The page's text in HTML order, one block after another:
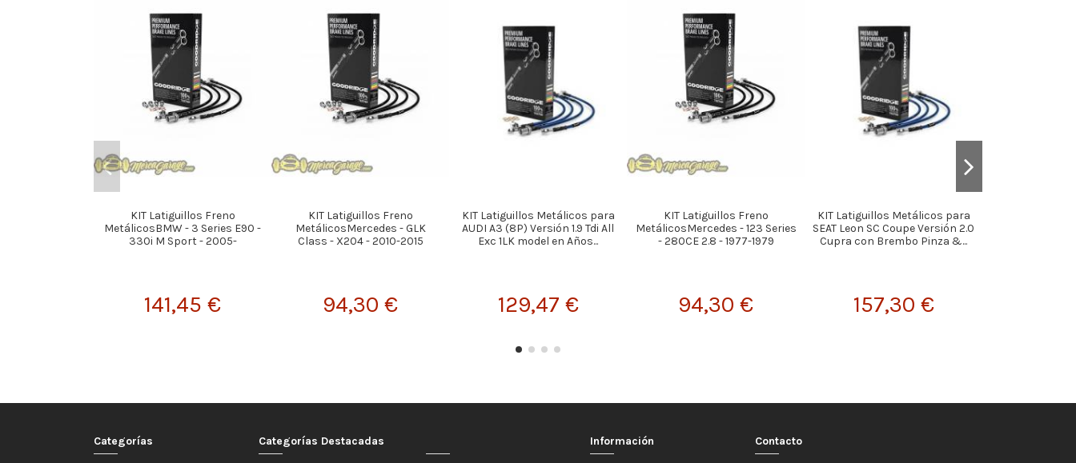
KIT Latiguillos Freno
MetálicosBMW - 3 Series E90 -
330i M Sport - 2005-
141,45 €
KIT Latiguillos Freno
MetálicosMercedes - GLK
Class - X204 - 2010-2015
94,30 €
KIT Latiguillos Metálicos para
AUDI A3 (8P) Versión 1.9 Tdi All
Exc 1LK model en Años...
129,47 €
KIT Latiguillos Freno
MetálicosMercedes - 123 Series
- 280CE 2.8 - 1977-1979
94,30 €
KIT Latiguillos Metálicos para
SEAT Leon SC Coupe Versión 2.0
Cupra con Brembo Pinza &...
157,30 €
Categorías Categorías Destacadas Información Contacto